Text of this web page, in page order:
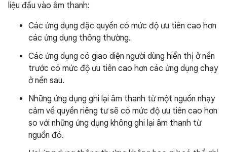
liệu đầu vào âm thanh:
Các ứng dụng đặc quyền có mức độ ưu tiên cao hơn
các ứng dụng thông thường.
Các ứng dụng có giao diện người dùng hiển thị ở nền
trước có mức độ ưu tiên cao hơn các ứng dụng chạy
ở nền sau.
Những ứng dụng ghi lại âm thanh từ một nguồn nhạy
cảm về quyền riêng tư sẽ có mức độ ưu tiên cao hơn
so với những ứng dụng không ghi lại âm thanh từ
nguồn đó.